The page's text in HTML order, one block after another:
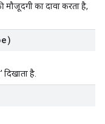
मौजूदगी का दावा करता है,
है.